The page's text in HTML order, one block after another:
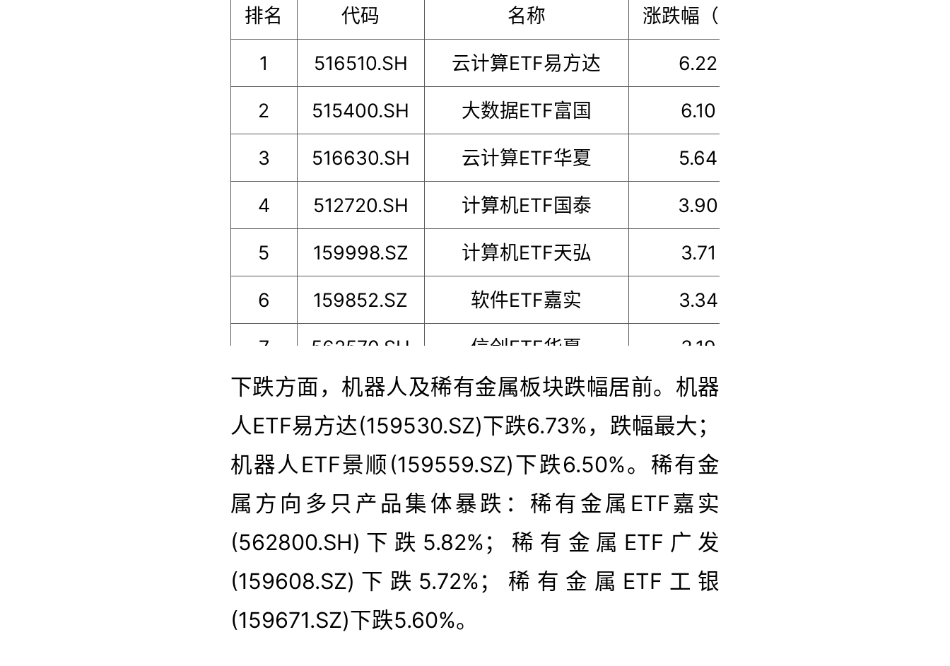
排名 代码 名称 涨跌幅（%）
1 516510.SH 云计算ETF易方达 6.22
2 515400.SH 大数据ETF富国 6.10
3 516630.SH 云计算ETF华夏 5.64
4 512720.SH 计算机ETF国泰 3.90
5 159998.SZ 计算机ETF天弘 3.71
6 159852.SZ 软件ETF嘉实 3.34
7 562570.SH 信创ETF华夏 3.19
8 588170.SH 科创半导体ETF华夏 3.17
515230.SH 软件ETF国泰 2.56
10 517900.SH 银行AH优选ETF招商 2.28
数据来源/整理：Wind/ 新时空研究院截至2026年7月8日收盘
下跌方面，机器人及稀有金属板块跌幅居前。机器
人ETF易方达(159530.SZ)下跌6.73%，跌幅最大；
机器人ETF景顺(159559.SZ)下跌6.50%。稀有金
属方向多只产品集体暴跌：稀有金属ETF嘉实
(562800.SH)下跌5.82%；稀有金属ETF广发
(159608.SZ)下跌5.72%；稀有金属ETF工银
(159671.SZ)下跌5.60%。